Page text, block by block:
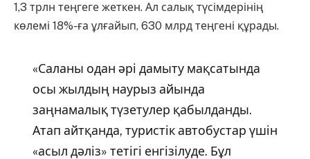
1,3 трлн теңгеге жеткен. Ал салық түсімдерінің
көлемі 18%-ға ұлғайып, 630 млрд теңгені құрады.
«Саланы одан әрі дамыту мақсатында
осы жылдың наурыз айында
заңнамалық түзетулер қабылданды.
Атап айтқанда, туристік автобустар үшін
«асыл дәліз» тетігі енгізілуде. Бұл